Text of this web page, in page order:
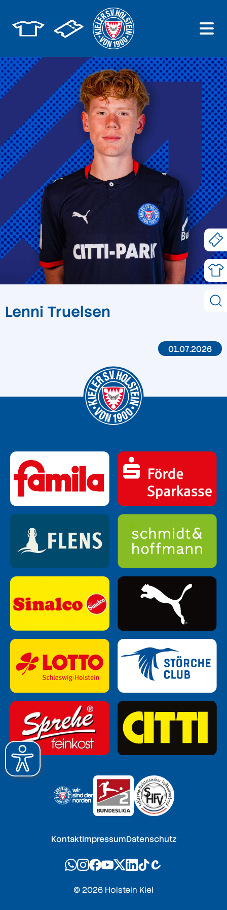
Lenni Truelsen
01.07.2026
© 2026 Holstein Kiel
KontaktImpressumDatenschutz